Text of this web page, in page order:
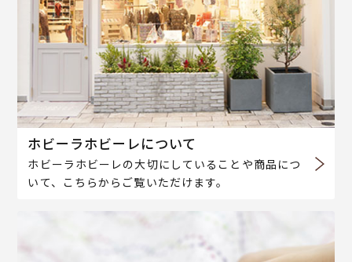
ホビーラホビーレについて
ホビーラホビーレの大切にしていることや商品につ
いて、こちらからご覧いただけます。